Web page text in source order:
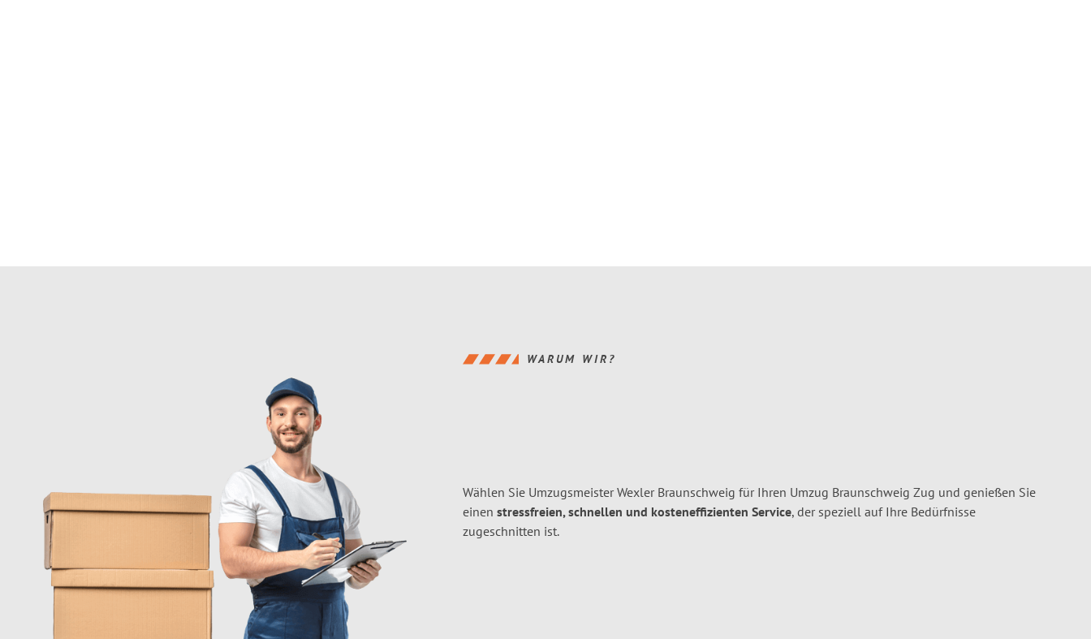
WARUM WIR?
Wählen Sie Umzugsmeister Wexler Braunschweig für Ihren Umzug Braunschweig Zug und genießen Sie
einen stressfreien, schnellen und kosteneffizienten Service, der speziell auf Ihre Bedürfnisse
zugeschnitten ist.